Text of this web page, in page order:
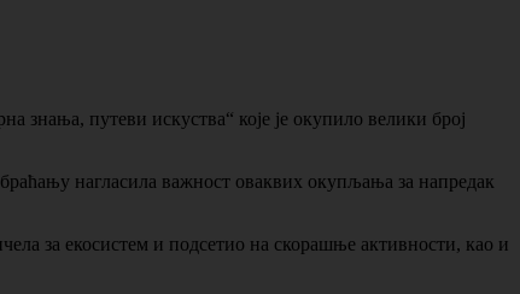
знања, путеви искуства“ које је окупило велики број
нагласила важност оваквих окупљања за напредак
за екосистем и подсетио на скорашње активности, као и